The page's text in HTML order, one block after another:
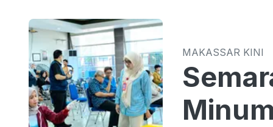
MAKASSAR KINI